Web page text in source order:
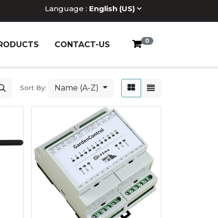
Language : English (US)
CONTACT-US 0
Sort By: Name (A-Z)